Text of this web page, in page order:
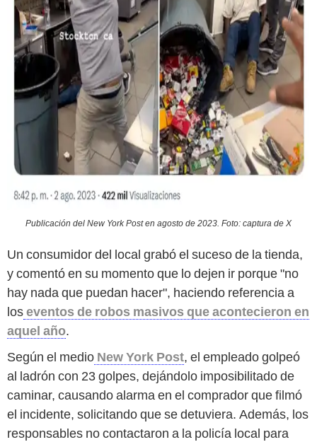
Publicación del New York Post en agosto de 2023. Foto: captura de X
Un consumidor del local grabó el suceso de la tienda,
y comentó en su momento que lo dejen ir porque "no
hay nada que puedan hacer", haciendo referencia a
loseventos de robos masivos que acontecieron en
aquel año.
Según el medio New York Post, el empleado golpeó
al ladrón con 23 golpes, dejándolo imposibilitado de
caminar, causando alarma en el comprador que filmó
el incidente, solicitando que se detuviera. Además, los
responsables no contactaron a la policía local para